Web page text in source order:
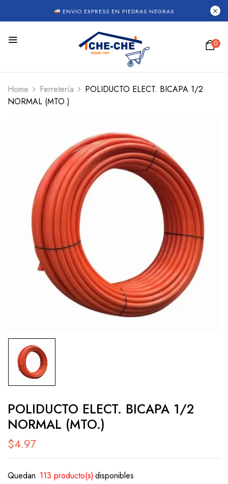
ENVIO EXPRESS EN PIEDRAS NEGRAS
0
Home Ferretería
POLIDUCTO ELECT. BICAPA 1/2
NORMAL (MTO.)
POLIDUCTO ELECT. BICAPA 1/2
NORMAL (MTO.)
$4.97
Quedan 113 producto(s) disponibles